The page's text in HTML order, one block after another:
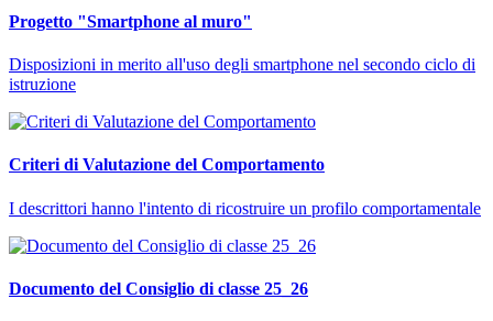
Progetto "Smartphone al muro"
Disposizioni in merito all'uso degli smartphone nel secondo ciclo di
istruzione
Criteri di Valutazione del Comportamento
I descrittori hanno l'intento di ricostruire un profilo comportamentale
Documento del Consiglio di classe 25_26